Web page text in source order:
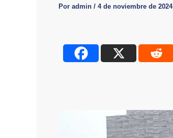
Por admin / 4 de noviembre de 2024